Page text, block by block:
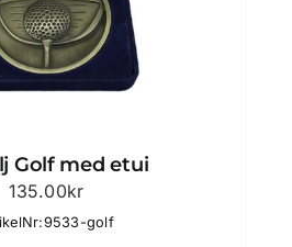
Golf med etui
135.00kr
golf